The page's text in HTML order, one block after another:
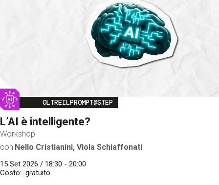
Image
OLTREILPROMPT@STEP
L’AI è intelligente?
Workshop
con Nello Cristianini, Viola Schiaffonati
15 Set 2026 / 18:30 - 20:00
Costo
gratuito